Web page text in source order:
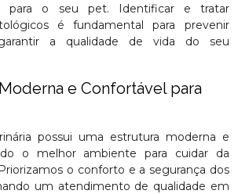
para o seu pet. Identificar e tratar
é fundamental para prevenir
a qualidade de vida do seu
e Confortável para
possui uma estrutura moderna e
o melhor ambiente para cuidar da
o conforto e a segurança dos
um atendimento de qualidade em